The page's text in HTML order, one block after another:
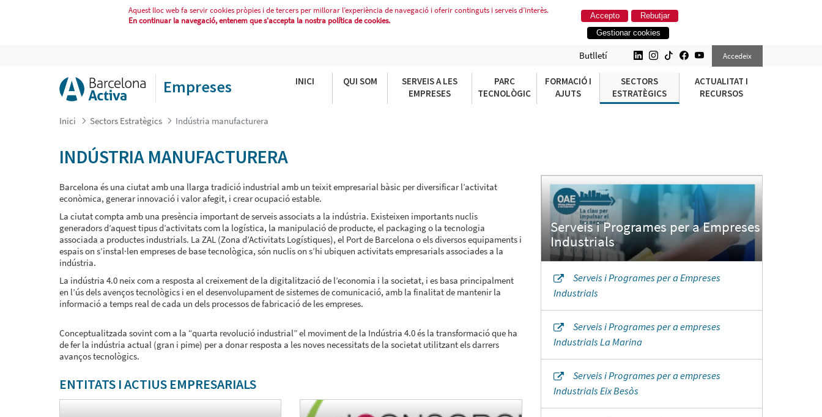
Aquest lloc web fa servir cookies pròpies i de tercers per millorar l’experiència de navegació i oferir continguts i serveis d’interès.
En continuar la navegació, entenem que s'accepta la nostra política de cookies.
Accepto
Rebutjar
Gestionar cookies
Butlletí Accedeix
Empreses INICI QUI SOM
SERVEIS A LES
EMPRESES
PARC
TECNOLÒGIC
FORMACIÓ I
AJUTS
SECTORS
ESTRATÈGICS
ACTUALITAT I
RECURSOS
Inici Sectors Estratègics Indústria manufacturera
INDÚSTRIA MANUFACTURERA
Barcelona és una ciutat amb una llarga tradició industrial amb un teixit empresarial bàsic per diversificar l’activitat
econòmica, generar innovació i valor afegit, i crear ocupació estable.
La ciutat compta amb una presència important de serveis associats a la indústria. Existeixen importants nuclis
generadors d’aquest tipus d’activitats com la logística, la manipulació de producte, el packaging o la tecnologia
associada a productes industrials. La ZAL (Zona d’Activitats Logístiques), el Port de Barcelona o els diversos equipaments i
espais on s’instal·len empreses de base tecnològica, són nuclis on s’hi ubiquen activitats empresarials associades a la
indústria.
La indústria 4.0 neix com a resposta al creixement de la digitalització de l’economia i la societat, i es basa principalment
en l’ús dels avenços tecnològics i en el desenvolupament de sistemes de comunicació, amb la finalitat de mantenir la
informació a temps real de cada un dels processos de fabricació de les empreses.
Conceptualitzada sovint com a la “quarta revolució industrial” el moviment de la Indústria 4.0 és la transformació que ha
de fer la indústria actual (gran i pime) per a donar resposta a les noves necessitats de la societat utilitzant els darrers
avanços tecnològics.
ENTITATS I ACTIUS EMPRESARIALS
Serveis i Programes per a Empreses
Industrials
Serveis i Programes per a Empreses
Industrials
Serveis i Programes per a empreses
Industrials La Marina
Serveis i Programes per a empreses
Industrials Eix Besòs